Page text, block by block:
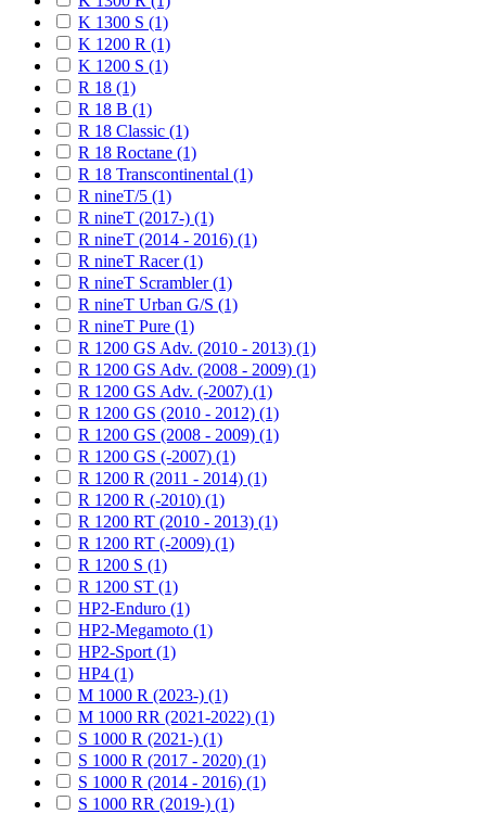
K 1300 S (1)
K 1200 R (1)
K 1200 S (1)
R 18 (1)
R 18 B (1)
R 18 Classic (1)
R 18 Roctane (1)
R 18 Transcontinental (1)
R nineT/5 (1)
R nineT (2017-) (1)
R nineT (2014 - 2016) (1)
R nineT Racer (1)
R nineT Scrambler (1)
R nineT Urban G/S (1)
R nineT Pure (1)
R 1200 GS Adv. (2010 - 2013) (1)
R 1200 GS Adv. (2008 - 2009) (1)
R 1200 GS Adv. (-2007) (1)
R 1200 GS (2010 - 2012) (1)
R 1200 GS (2008 - 2009) (1)
R 1200 GS (-2007) (1)
R 1200 R (2011 - 2014) (1)
R 1200 R (-2010) (1)
R 1200 RT (2010 - 2013) (1)
R 1200 RT (-2009) (1)
R 1200 S (1)
R 1200 ST (1)
HP2-Enduro (1)
HP2-Megamoto (1)
HP2-Sport (1)
HP4 (1)
M 1000 R (2023-) (1)
M 1000 RR (2021-2022) (1)
S 1000 R (2021-) (1)
S 1000 R (2017 - 2020) (1)
S 1000 R (2014 - 2016) (1)
S 1000 RR (2019-) (1)